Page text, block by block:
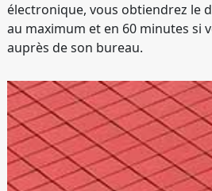
électronique, vous obtiendrez le
au maximum et en 60 minutes si
auprès de son bureau.